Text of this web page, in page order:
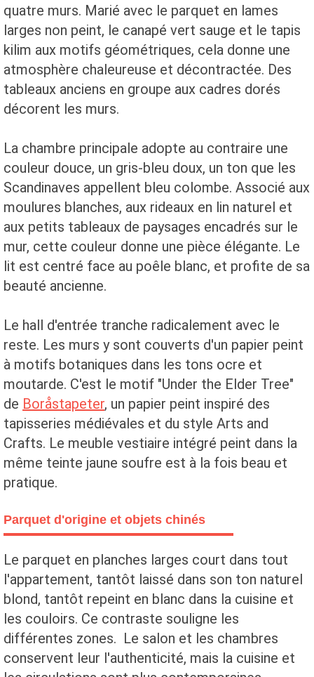
quatre murs. Marié avec le parquet en lames
larges non peint, le canapé vert sauge et le tapis
kilim aux motifs géométriques, cela donne une
atmosphère chaleureuse et décontractée. Des
tableaux anciens en groupe aux cadres dorés
décorent les murs.
La chambre principale adopte au contraire une
couleur douce, un gris-bleu doux, un ton que les
Scandinaves appellent bleu colombe. Associé aux
moulures blanches, aux rideaux en lin naturel et
aux petits tableaux de paysages encadrés sur le
mur, cette couleur donne une pièce élégante. Le
lit est centré face au poêle blanc, et profite de sa
beauté ancienne.
Le hall d'entrée tranche radicalement avec le
reste. Les murs y sont couverts d'un papier peint
à motifs botaniques dans les tons ocre et
moutarde. C'est le motif "Under the Elder Tree"
de Boråstapeter, un papier peint inspiré des
tapisseries médiévales et du style Arts and
Crafts. Le meuble vestiaire intégré peint dans la
même teinte jaune soufre est à la fois beau et
pratique.
Parquet d'origine et objets chinés
Le parquet en planches larges court dans tout
l'appartement, tantôt laissé dans son ton naturel
blond, tantôt repeint en blanc dans la cuisine et
les couloirs. Ce contraste souligne les
différentes zones. Le salon et les chambres
conservent leur l'authenticité, mais la cuisine et